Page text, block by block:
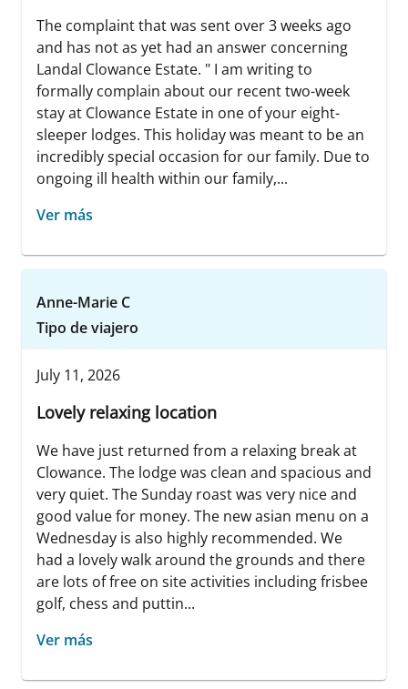
The complaint that was sent over 3 weeks ago
and has not as yet had an answer concerning
Landal Clowance Estate. " I am writing to
formally complain about our recent two-week
stay at Clowance Estate in one of your eight-
sleeper lodges. This holiday was meant to be an
incredibly special occasion for our family. Due to
ongoing ill health within our family,...
Ver más
Anne-Marie C
Tipo de viajero
July 11, 2026
Lovely relaxing location
We have just returned from a relaxing break at
Clowance. The lodge was clean and spacious and
very quiet. The Sunday roast was very nice and
good value for money. The new asian menu on a
Wednesday is also highly recommended. We
had a lovely walk around the grounds and there
are lots of free on site activities including frisbee
golf, chess and puttin...
Ver más